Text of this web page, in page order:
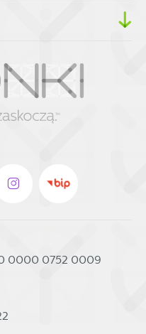
0000 0752 0009